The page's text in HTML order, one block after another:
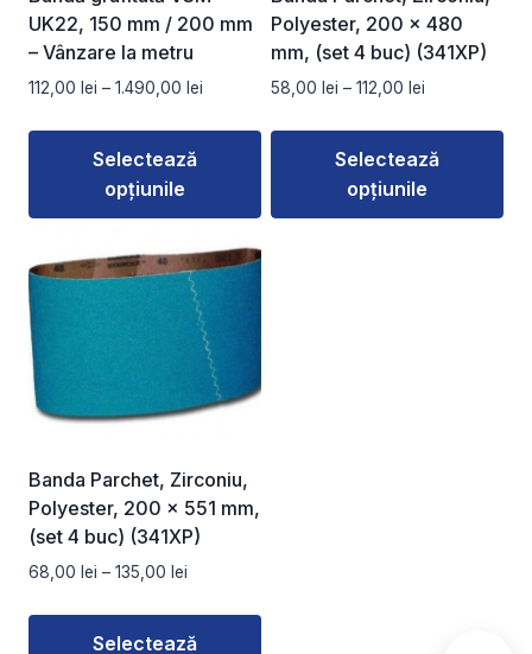
alese
în
produsului.
alese
în
produsului.
UK22, 150 mm / 200 mm
– Vânzare la metru
112,00 lei – 1.490,00 lei
prețuri:
Selectează
opțiunile
produs
are
mai
multe
variații.
Opțiunile
fi
alese
în
produsului.
Polyester, 200 x 480
mm, (set 4 buc) (341XP)
58,00 lei – 112,00 lei
prețuri:
58,00 lei
până
Selectează
opțiunile
Banda Parchet, Zirconiu,
Polyester, 200 x 551 mm,
(set 4 buc) (341XP)
68,00 lei – 135,00 lei
prețuri:
68,00 lei
Selectează